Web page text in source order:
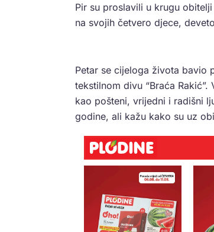
Pir su proslavili u krugu
na svojih četvero djece,
Petar se cijeloga života bavio
tekstilnom divu “Braća
kao pošteni, vrijedni i radišni
godine, ali kažu kako su uz